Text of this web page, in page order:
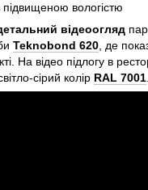
вологістю
відеоогляд
Teknobond 620 , де
На відео підлогу в
сірий колір RAL 7001